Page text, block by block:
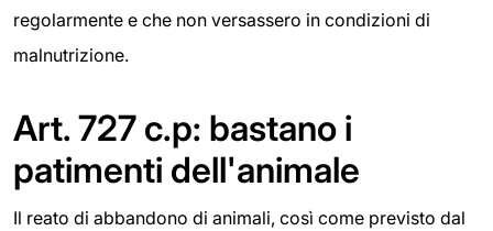
regolarmente e che non versassero in condizioni di
malnutrizione.
Art. 727 c.p: bastano i
patimenti dell'animale
Il reato di abbandono di animali, così come previsto dal